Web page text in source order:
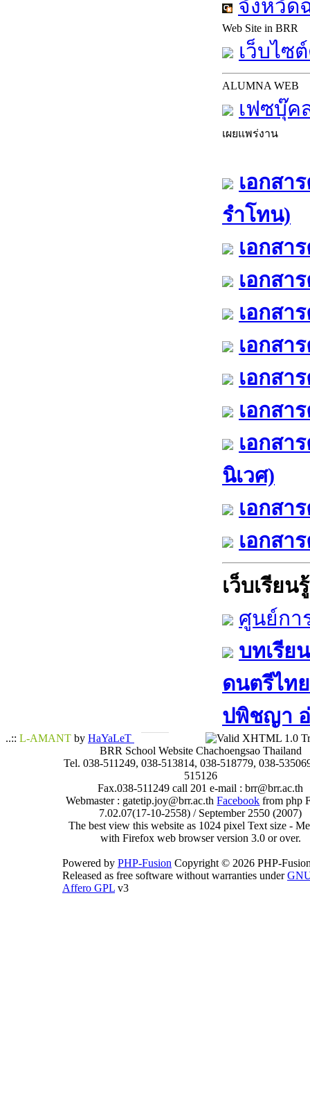
จังหวัด
Web Site in BRR
เว็บไซ
ALUMNA WEB
เฟซบุ๊ค
เผยแพร่งาน
เอกสา
รำโทน)
เอกสา
เอกสา
เอกสา
เอกสา
เอกสา
เอกสา
เอกสา
นิเวศ)
เอกสา
เอกสา
เว็บเรียนรู้
ศูนย์กา
บทเรีย
ดนตรีไท
ปพิชญา​ อ่
..:: L-AMANT by HaYaLeT
BRR School Website Chachoengsao Thailand
Tel. 038-511249, 038-513814, 038-518779, 038-
515126
Fax.038-511249 call 201 e-mail : brr@brr.ac.th
Webmaster : gatetip.joy@brr.ac.thFacebook from php
7.02.07(17-10-2558) / September 2550 (2007)
The best view this website as 1024 pixel Text size -
with Firefox web browser version 3.0 or over.
Powered by PHP-Fusion Copyright © 2026 PHP-
Released as free software without warranties under
Affero GPL v3